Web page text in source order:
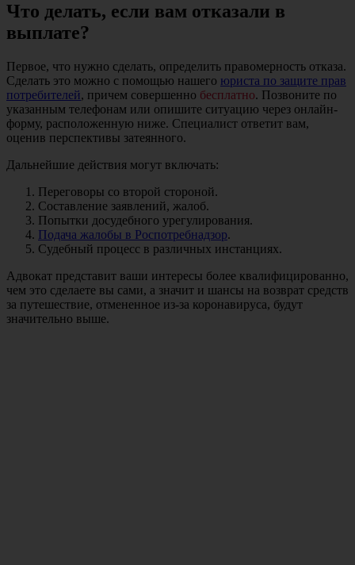
Что делать, если вам отказали в
выплате?
Первое, что нужно сделать, определить правомерность отказа.
Сделать это можно с помощью нашего юриста по защите прав
потребителей, причем совершенно бесплатно. Позвоните по
указанным телефонам или опишите ситуацию через онлайн-
форму, расположенную ниже. Специалист ответит вам,
оценив перспективы затеянного.
Дальнейшие действия могут включать:
Переговоры со второй стороной.
Составление заявлений, жалоб.
Попытки досудебного урегулирования.
Подача жалобы в Роспотребнадзор.
Судебный процесс в различных инстанциях.
Адвокат представит ваши интересы более квалифицированно,
чем это сделаете вы сами, а значит и шансы на возврат средств
за путешествие, отмененное из-за коронавируса, будут
значительно выше.